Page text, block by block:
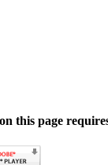
this page